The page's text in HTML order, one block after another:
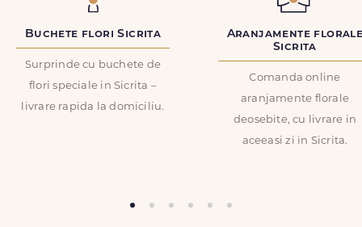
Buchete flori Sicrita
Surprinde cu buchete de
flori speciale in Sicrita –
livrare rapida la domiciliu.
Aranjamente
Sicrita
Comanda online
aranjamente florale
deosebite, cu livrare in
aceeasi zi in Sicrita.